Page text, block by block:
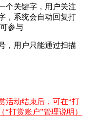
个关键字，用户关注
，系统会自动回复打
参与
，用户只能通过扫描
活动结束后，可在“打
打赏账户”管理说明）